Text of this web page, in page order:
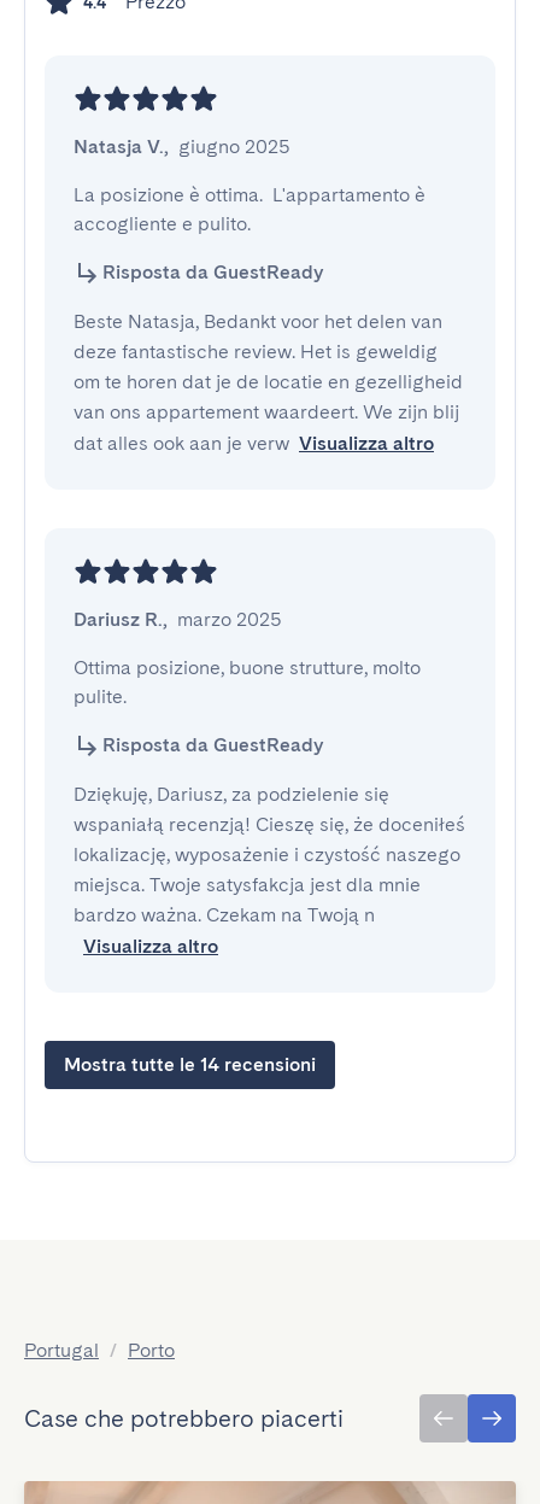
Natasja V., giugno 2025
La posizione è ottima.  L'appartamento è
accogliente e pulito.
Risposta da GuestReady
Beste Natasja, Bedankt voor het delen van
deze fantastische review. Het is geweldig
om te horen dat je de locatie en gezelligheid
van ons appartement waardeert. We zijn blij
dat alles ook aan je verw Visualizza altro
Dariusz R., marzo 2025
Ottima posizione, buone strutture, molto
pulite.
Risposta da GuestReady
Dziękuję, Dariusz, za podzielenie się
wspaniałą recenzją! Cieszę się, że doceniłeś
lokalizację, wyposażenie i czystość naszego
miejsca. Twoje satysfakcja jest dla mnie
bardzo ważna. Czekam na Twoją n
Visualizza altro
Mostra tutte le 14 recensioni
Portugal / Porto
Case che potrebbero piacerti